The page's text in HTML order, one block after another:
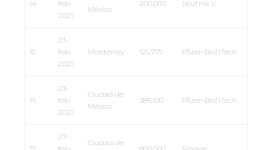
14
feb-
2021
México
200,000 Sputnik V
15
23-
feb-
2021
Monterrey 125,775 Pfizer-BioNTech
16
23-
feb-
2021
Ciudad de
México
386,100 Pfizer-BioNTech
27-
Ciudad de